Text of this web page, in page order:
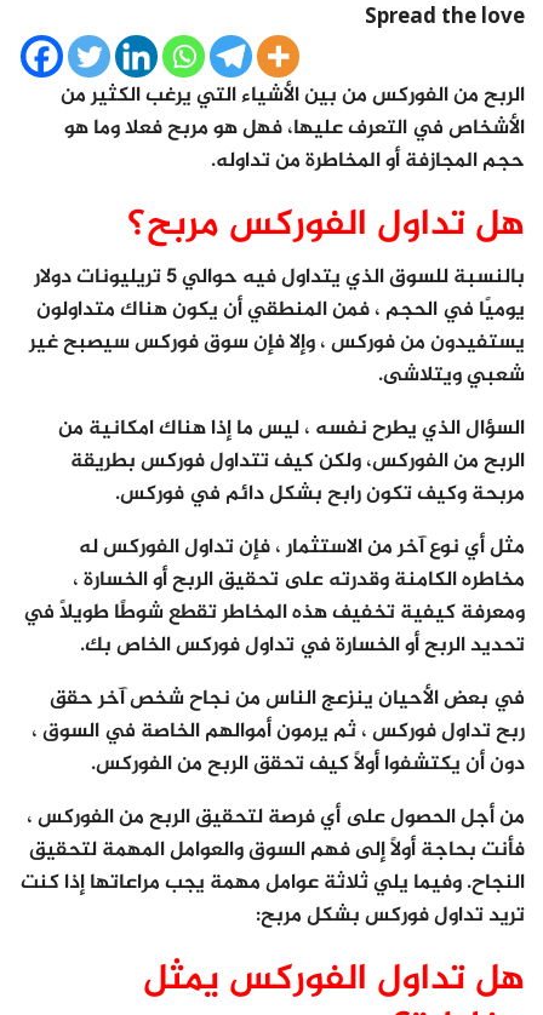
Spread the love
الربح من الفوركس من بين الأشياء التي يرغب الكثير من
الأشخاص في التعرف عليها، فهل هو مربح فعلا وما هو
حجم المجازفة أو المخاطرة من تداوله.
هل تداول الفوركس مربح؟
بالنسبة للسوق الذي يتداول فيه حوالي 5 تريليونات دولار
يوميًا في الحجم ، فمن المنطقي أن يكون هناك متداولون
يستفيدون من فوركس ، وإلا فإن سوق فوركس سيصبح غير
شعبي ويتلاشى.
السؤال الذي يطرح نفسه ، ليس ما إذا هناك امكانية من
الربح من الفوركس، ولكن كيف تتداول فوركس بطريقة
مربحة وكيف تكون رابح بشكل دائم في فوركس.
مثل أي نوع آخر من الاستثمار ، فإن تداول الفوركس له
مخاطره الكامنة وقدرته على تحقيق الربح أو الخسارة ،
ومعرفة كيفية تخفيف هذه المخاطر تقطع شوطًا طويلاً في
تحديد الربح أو الخسارة في تداول فوركس الخاص بك.
في بعض الأحيان ينزعج الناس من نجاح شخص آخر حقق
ربح تداول فوركس ، ثم يرمون أموالهم الخاصة في السوق ،
دون أن يكتشفوا أولاً كيف تحقق الربح من الفوركس.
من أجل الحصول على أي فرصة لتحقيق الربح من الفوركس ،
فأنت بحاجة أولاً إلى فهم السوق والعوامل المهمة لتحقيق
النجاح. وفيما يلي ثلاثة عوامل مهمة يجب مراعاتها إذا كنت
تريد تداول فوركس بشكل مربح:
هل تداول الفوركس يمثل